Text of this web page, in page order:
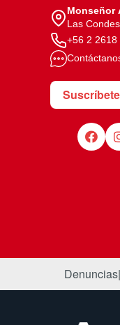
Monseñor
Las
+56 2 2618
Denuncias|